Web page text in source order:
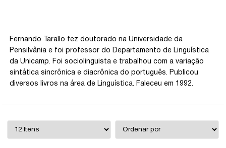
Fernando Tarallo fez doutorado na Universidade da
Pensilvânia e foi professor do Departamento de Linguística
da Unicamp. Foi sociolinguista e trabalhou com a variação
sintática sincrônica e diacrônica do português. Publicou
diversos livros na área de Linguística. Faleceu em 1992.